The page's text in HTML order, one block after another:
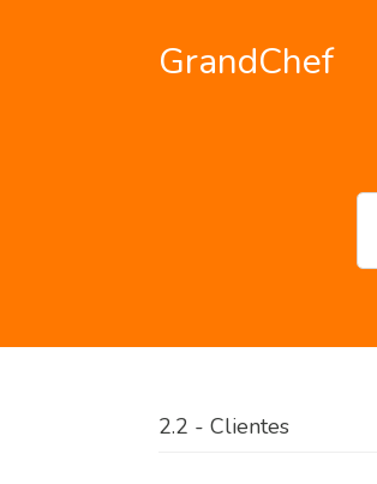
GrandChef
2.2 - Clientes